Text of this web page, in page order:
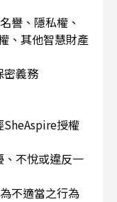
譽、隱私權、
、其他智慧財產
密義務
SheAspire授權
、不悅或違反一
不適當之行為